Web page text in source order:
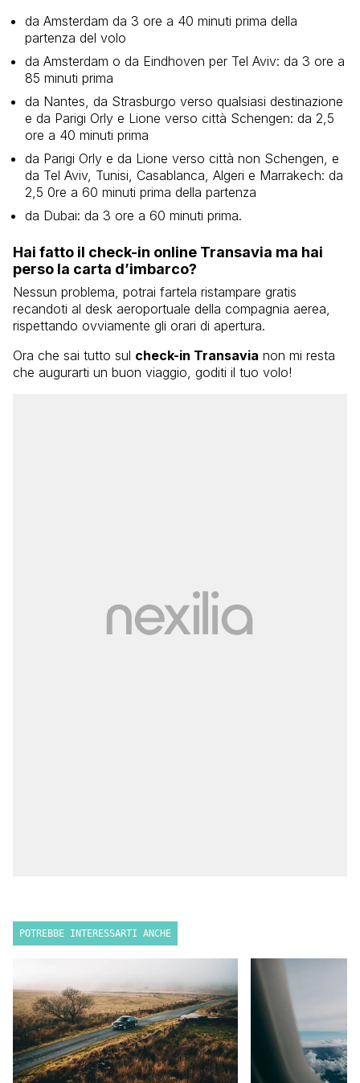
da Amsterdam da 3 ore a 40 minuti prima della
partenza del volo
da Amsterdam o da Eindhoven per Tel Aviv: da 3 ore a
85 minuti prima
da Nantes, da Strasburgo verso qualsiasi destinazione
e da Parigi Orly e Lione verso città Schengen: da 2,5
ore a 40 minuti prima
da Parigi Orly e da Lione verso città non Schengen, e
da Tel Aviv, Tunisi, Casablanca, Algeri e Marrakech: da
2,5 0re a 60 minuti prima della partenza
da Dubai: da 3 ore a 60 minuti prima.
Hai fatto il check-in online Transavia ma hai
perso la carta d’imbarco?
Nessun problema, potrai fartela ristampare gratis
recandoti al desk aeroportuale della compagnia aerea,
rispettando ovviamente gli orari di apertura.
Ora che sai tutto sul check-in Transavia non mi resta
che augurarti un buon viaggio, goditi il tuo volo!
POTREBBE INTERESSARTI ANCHE